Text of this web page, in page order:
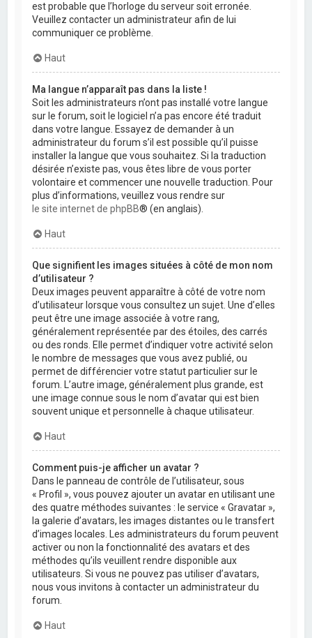
est probable que l’horloge du serveur soit erronée.
Veuillez contacter un administrateur afin de lui
communiquer ce problème.
Haut
Ma langue n’apparaît pas dans la liste !
Soit les administrateurs n’ont pas installé votre langue
sur le forum, soit le logiciel n’a pas encore été traduit
dans votre langue. Essayez de demander à un
administrateur du forum s’il est possible qu’il puisse
installer la langue que vous souhaitez. Si la traduction
désirée n’existe pas, vous êtes libre de vous porter
volontaire et commencer une nouvelle traduction. Pour
plus d’informations, veuillez vous rendre sur
le site internet de phpBB® (en anglais).
Haut
Que signifient les images situées à côté de mon nom
d’utilisateur ?
Deux images peuvent apparaître à côté de votre nom
d’utilisateur lorsque vous consultez un sujet. Une d’elles
peut être une image associée à votre rang,
généralement représentée par des étoiles, des carrés
ou des ronds. Elle permet d’indiquer votre activité selon
le nombre de messages que vous avez publié, ou
permet de différencier votre statut particulier sur le
forum. L’autre image, généralement plus grande, est
une image connue sous le nom d’avatar qui est bien
souvent unique et personnelle à chaque utilisateur.
Haut
Comment puis-je afficher un avatar ?
Dans le panneau de contrôle de l’utilisateur, sous
« Profil », vous pouvez ajouter un avatar en utilisant une
des quatre méthodes suivantes : le service « Gravatar »,
la galerie d’avatars, les images distantes ou le transfert
d’images locales. Les administrateurs du forum peuvent
activer ou non la fonctionnalité des avatars et des
méthodes qu’ils veuillent rendre disponible aux
utilisateurs. Si vous ne pouvez pas utiliser d’avatars,
nous vous invitons à contacter un administrateur du
forum.
Haut